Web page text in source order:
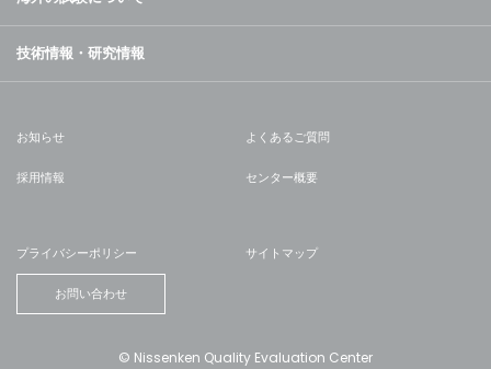
技術情報・研究情報
お知らせ よくあるご質問
採用情報 センター概要
プライバシーポリシー サイトマップ
お問い合わせ
© Nissenken Quality Evaluation Center